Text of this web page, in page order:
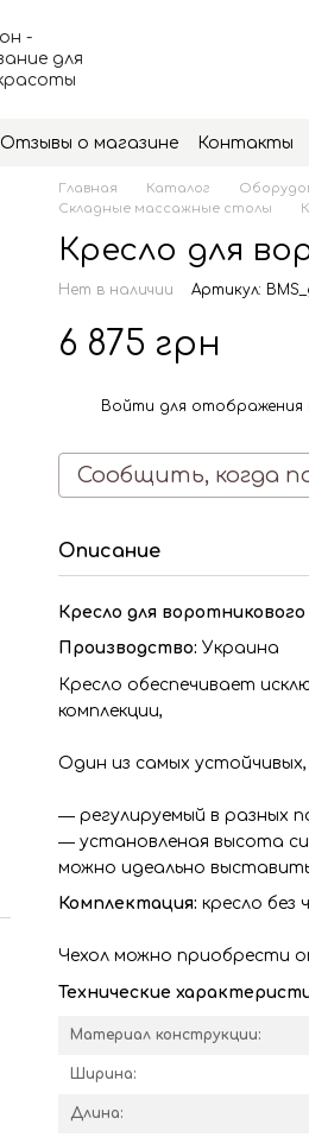
Отзывы о магазине Контакты
Главная Каталог
Складные массажные столы
Кресло для
Нет в наличии Артикул:
6 875 грн
Войти для отображения
Сообщить, когда
Описание
Кресло для
Производство: Украина
Кресло обеспечивает
комплекции,
Один из самых
― регулируемый в разных
― установленая высота
можно идеально
Комплектация: кресло без
Чехол можно приобрести
Технические
Материал конструкции:
Ширина:
Длина: